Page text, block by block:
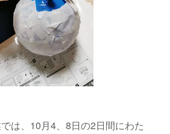
は、10月4、8日の2日間にわた